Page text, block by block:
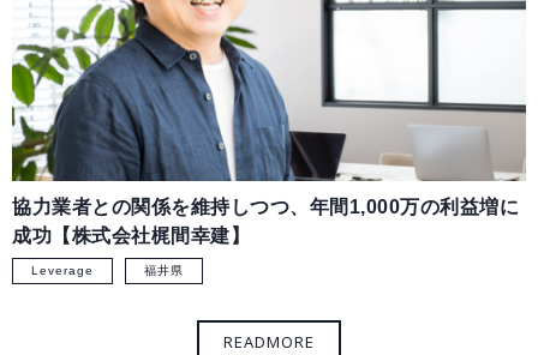
協力業者との関係を維持しつつ、年間1,000万の利益増に
成功【株式会社梶間幸建】
Leverage 福井県